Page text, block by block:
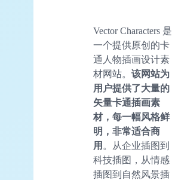
Vector Characters 是
一个提供原创的卡
通人物插画设计素
材网站。 该网站为
用户提供了大量的
矢量卡通插画素
材，每一幅风格鲜
明，非常适合商
用 。从企业插图到
科技插图，从情感
插图到自然风景插